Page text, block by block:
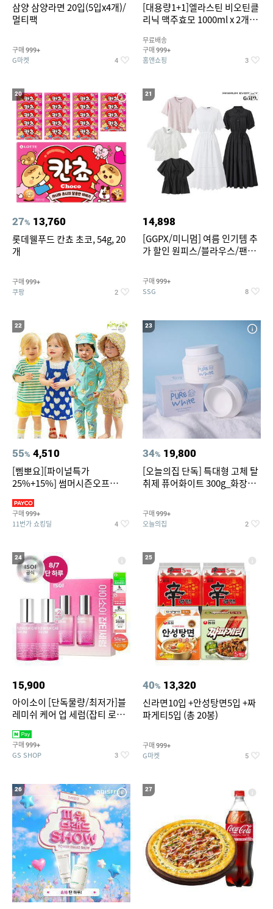
삼양 삼양라면 20입(5입x4개)/
멀티팩
구매 999+
G마켓 4
[대용량1+1]엘라스틴 비오틴클
리닉 맥주효모 1000ml x 2개
무료배송
구매 999+
홈앤쇼핑 3
20
27% 13,760
롯데웰푸드 칸쵸 초코, 54g, 20
개
구매 999+
쿠팡 2
21
14,898
[GGPX/미니멈] 여름 인기템 추
가 할인 원피스/블라우스/팬츠
구매 999+
SSG 8
22
55% 4,510
[삠뽀요][파이널특가
25%+15%] 썸머시즌오프
영복/티셔츠/
구매 999+
11번가 쇼킹딜 4
23
34% 19,800
[오늘의집 단독] 특대형 고체 탈
취제 퓨어화이트 300g_화장실
구매 999+
오늘의집 2
24
15,900
아이소이 [단독물량/최저가]블
레미쉬 케어 업 세럼(잡티 로즈
2027-04-24)
구매 999+
GS SHOP 3
25
40% 13,320
신라면10입 +안성탕면5입 +짜
파게티5입 (총 20봉)
구매 999+
G마켓 5
26 27